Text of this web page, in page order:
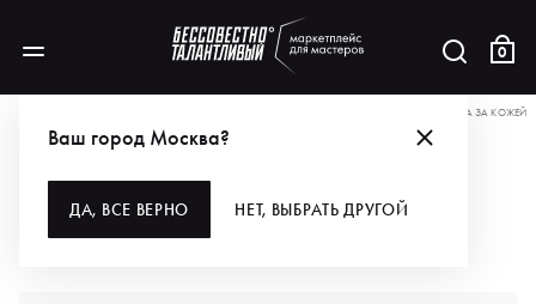
0
Ваш город Москва?
ДА, ВСЕ ВЕРНО НЕТ, ВЫБРАТЬ ДРУГОЙ
ДЛЯ УХОДА ЗА КОЖЕЙ
ДЛЯ УХОДА ЗА КОЖЕЙ